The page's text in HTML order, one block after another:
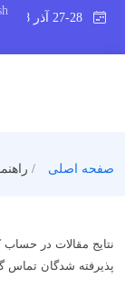
صفحه اصلی
نتایج مقالات در حساب
پذیرفته شدگان تماس